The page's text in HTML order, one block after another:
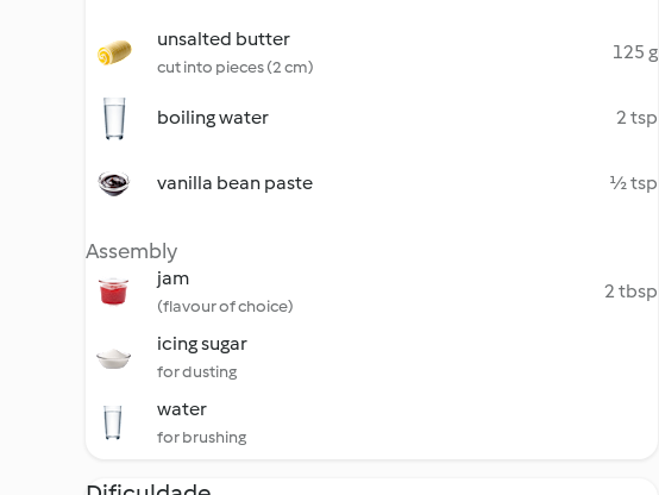
unsalted butter
cut into pieces (2 cm)
125 g
boiling water 2 tsp
vanilla bean paste ½ tsp
Assembly
jam
(flavour of choice)
2 tbsp
icing sugar
for dusting
water
for brushing